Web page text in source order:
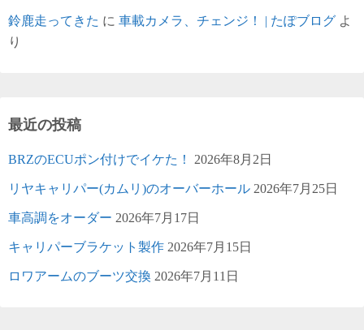
鈴鹿走ってきた に 車載カメラ、チェンジ！ | たぽブログ よ
り
最近の投稿
BRZのECUポン付けでイケた！ 2026年8月2日
リヤキャリパー(カムリ)のオーバーホール 2026年7月25日
車高調をオーダー 2026年7月17日
キャリパーブラケット製作 2026年7月15日
ロワアームのブーツ交換 2026年7月11日